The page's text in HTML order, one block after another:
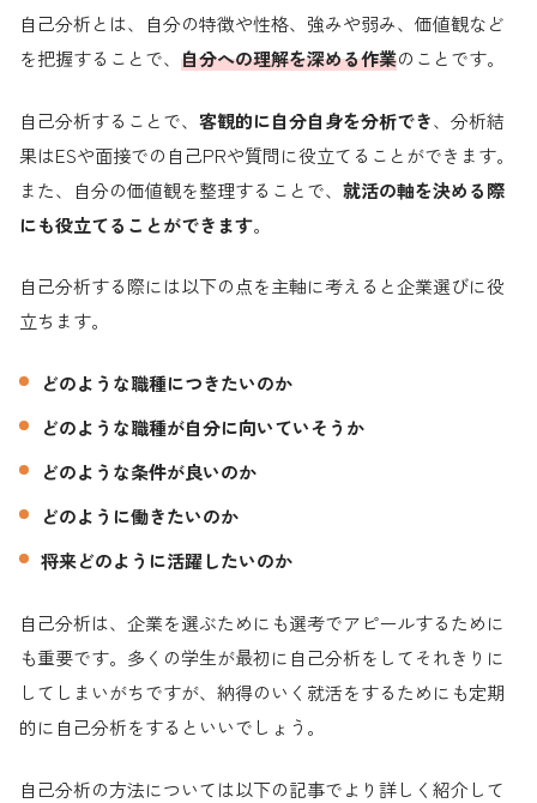
自己分析とは、自分の特徴や性格、強みや弱み、価値観など
を把握することで、 自分への理解を深める作業のことです。
自己分析することで、 客観的に自分自身を分析でき、分析結
果はESや面接での自己PRや質問に役立てることができます。
また、自分の価値観を整理することで、 就活の軸を決める際
にも役立てることができます。
自己分析する際には以下の点を主軸に考えると企業選びに役
立ちます。
どのような職種につきたいのか
どのような職種が自分に向いていそうか
どのような条件が良いのか
どのように働きたいのか
将来どのように活躍したいのか
自己分析は、企業を選ぶためにも選考でアピールするために
も重要です。多くの学生が最初に自己分析をしてそれきりに
してしまいがちですが、納得のいく就活をするためにも定期
的に自己分析をするといいでしょう。
自己分析の方法については以下の記事でより詳しく紹介して